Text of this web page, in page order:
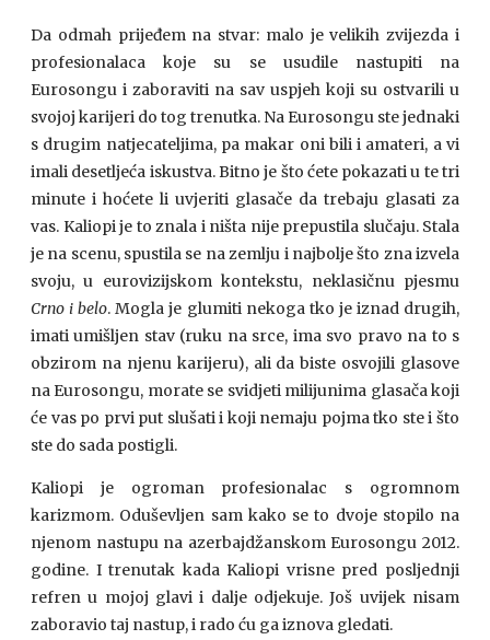
Da odmah prijeđem na stvar: malo je velikih zvijezda i
profesionalaca koje su se usudile nastupiti na
Eurosongu i zaboraviti na sav uspjeh koji su ostvarili u
svojoj karijeri do tog trenutka. Na Eurosongu ste jednaki
s drugim natjecateljima, pa makar oni bili i amateri, a vi
imali desetljeća iskustva. Bitno je što ćete pokazati u te tri
minute i hoćete li uvjeriti glasače da trebaju glasati za
vas. Kaliopi je to znala i ništa nije prepustila slučaju. Stala
je na scenu, spustila se na zemlju i najbolje što zna izvela
svoju, u eurovizijskom kontekstu, neklasičnu pjesmu
Crno i belo. Mogla je glumiti nekoga tko je iznad drugih,
imati umišljen stav (ruku na srce, ima svo pravo na to s
obzirom na njenu karijeru), ali da biste osvojili glasove
na Eurosongu, morate se svidjeti milijunima glasača koji
će vas po prvi put slušati i koji nemaju pojma tko ste i što
ste do sada postigli.
Kaliopi je ogroman profesionalac s ogromnom
karizmom. Oduševljen sam kako se to dvoje stopilo na
njenom nastupu na azerbajdžanskom Eurosongu 2012.
godine. I trenutak kada Kaliopi vrisne pred posljednji
refren u mojoj glavi i dalje odjekuje. Još uvijek nisam
zaboravio taj nastup, i rado ću ga iznova gledati.